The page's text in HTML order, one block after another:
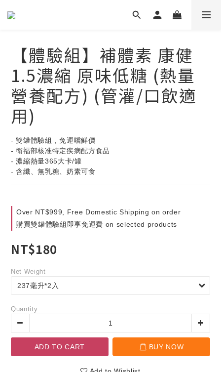
【體驗組】補體素 康健
1.5濃縮 原味低糖 (熱量
營養配方) (管灌/口飲適
用)
- 雙罐體驗組，免運嚐鮮價
- 衛福部核准特定疾病配方食品
- 濃縮熱量365大卡/罐
- 含纖、無乳糖、奶素可食
Over NT$999, Free Domestic Shipping on order
購買雙罐體驗組即享免運費 on selected products
NT$180
Net Weight
Quantity
ADD TO CART BUY NOW